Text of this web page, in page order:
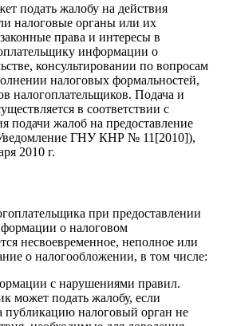
подать жалобу на действия
налоговые органы или их
права и интересы в
информации о
консультировании по вопросам
налоговых формальностей,
налогоплательщиков. Подача и
в соответствии с
подачи жалоб на предоставление
ГНУ КНР № 11[2010]),
2010 г.
при предоставлении
о налоговом
несвоевременное, неполное или
о налогообложении, в том числе:
с нарушениями правил.
может подать жалобу, если
публикацию налоговый орган не